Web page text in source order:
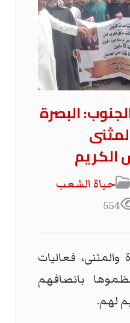
البصرة
الكريم
حياة الشعب
554
فعاليات
بانصافهم
لهم.